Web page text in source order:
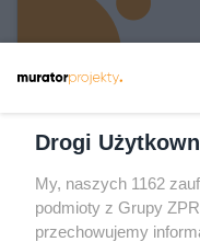
Przejdź
Drogi
My, naszych 1162
podmioty z Grupy
przechowujemy